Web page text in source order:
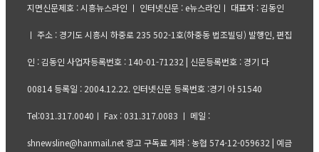
지면신문제호 : 시흥뉴스라인 ㅣ 인터넷신문 : e뉴스라인ㅣ 대표자 : 김동인
ㅣ 주소 : 경기도 시흥시 하중로 235 502-1호(하중동 법조빌딩) 발행인, 편집
인 : 김동인 사업자등록번호 : 140-01-71232 | 신문등록번호 : 경기 다
00814 등록일 : 2004.12.22. 인터넷신문 등록번호 :경기 아 51540
Tel:031.317.0040ㅣ Fax : 031.317.0083 ㅣ 메일 :
shnewsline@hanmail.net 광고 구독료 계좌 : 농협 574-12-059632 | 예금